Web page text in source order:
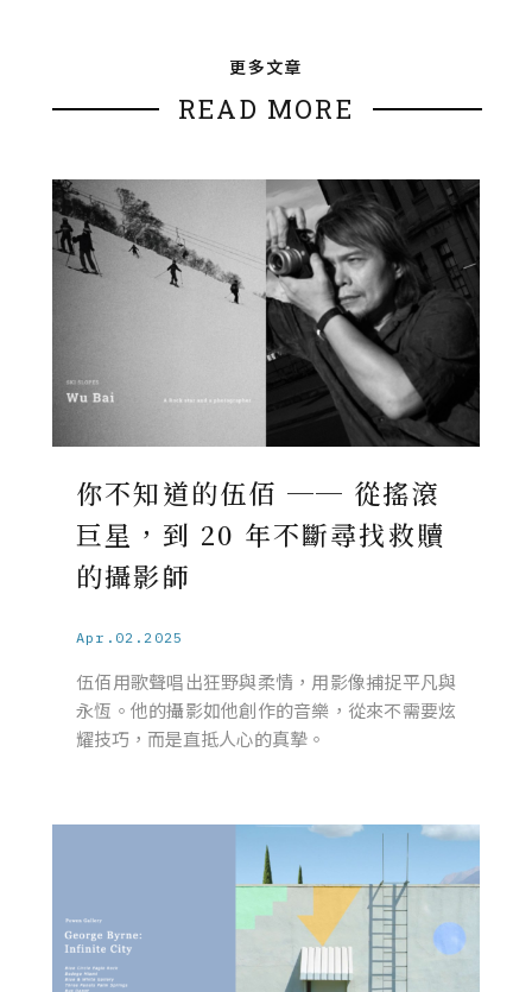
更多文章
READ MORE
你不知道的伍佰 ── 從搖滾
巨星，到 20 年不斷尋找救贖
的攝影師
Apr.02.2025
伍佰用歌聲唱出狂野與柔情，用影像捕捉平凡與
永恆。他的攝影如他創作的音樂，從來不需要炫
耀技巧，而是直抵人心的真摯。